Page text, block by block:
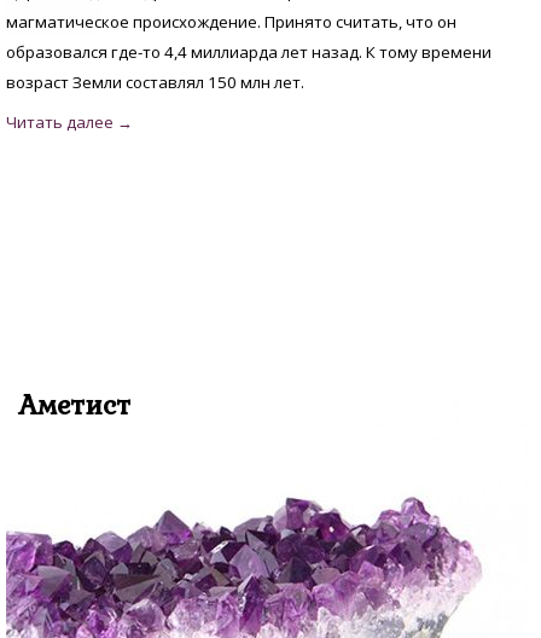
магматическое происхождение. Принято считать, что он
образовался где-то 4,4 миллиарда лет назад. К тому времени
возраст Земли составлял 150 млн лет.
Аметист